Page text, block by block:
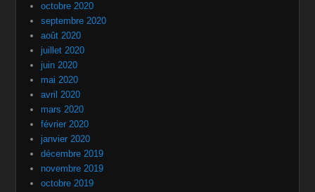
octobre 2020
septembre 2020
août 2020
juillet 2020
juin 2020
mai 2020
avril 2020
mars 2020
février 2020
janvier 2020
décembre 2019
novembre 2019
octobre 2019